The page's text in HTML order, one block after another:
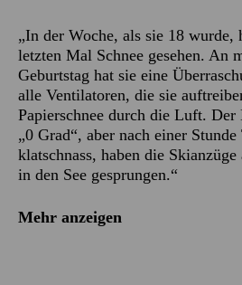
„In der Woche, als sie 18 wurde,
letzten Mal Schnee gesehen. An
Geburtstag hat sie eine
alle Ventilatoren, die sie
Papierschnee durch die Luft. Der
„0 Grad“, aber nach einer
klatschnass, haben die Skianzüge
in den See gesprungen.“
Mehr anzeigen